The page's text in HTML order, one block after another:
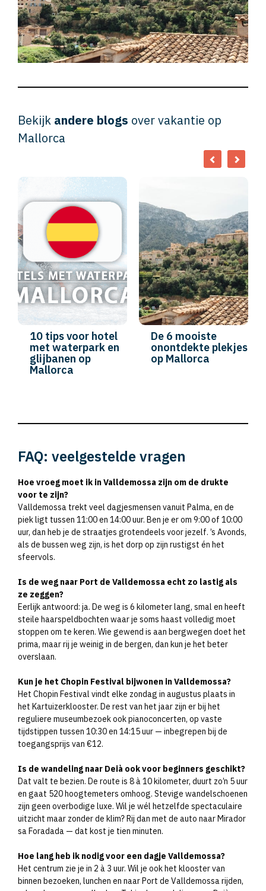
Bekijk andere blogs over vakantie op
Mallorca
10 tips voor hotel
met waterpark en
glijbanen op
Mallorca
De 6 mooiste
onontdekte plekjes
op Mallorca
FAQ: veelgestelde vragen
Hoe vroeg moet ik in Valldemossa zijn om de drukte
voor te zijn?
Valldemossa trekt veel dagjesmensen vanuit Palma, en de
piek ligt tussen 11:00 en 14:00 uur. Ben je er om 9:00 of 10:00
uur, dan heb je de straatjes grotendeels voor jezelf. ’s Avonds,
als de bussen weg zijn, is het dorp op zijn rustigst én het
sfeervols.
Is de weg naar Port de Valldemossa echt zo lastig als
ze zeggen?
Eerlijk antwoord: ja. De weg is 6 kilometer lang, smal en heeft
steile haarspeldbochten waar je soms haast volledig moet
stoppen om te keren. Wie gewend is aan bergwegen doet het
prima, maar rij je weinig in de bergen, dan kun je het beter
overslaan.
Kun je het Chopin Festival bijwonen in Valldemossa?
Het Chopin Festival vindt elke zondag in augustus plaats in
het Kartuizerklooster. De rest van het jaar zijn er bij het
reguliere museumbezoek ook pianoconcerten, op vaste
tijdstippen tussen 10:30 en 14:15 uur — inbegrepen bij de
toegangsprijs van €12.
Is de wandeling naar Deià ook voor beginners geschikt?
Dat valt te bezien. De route is 8 à 10 kilometer, duurt zo’n 5 uur
en gaat 520 hoogtemeters omhoog. Stevige wandelschoenen
zijn geen overbodige luxe. Wil je wél hetzelfde spectaculaire
uitzicht maar zonder de klim? Rij dan met de auto naar Mirador
sa Foradada — dat kost je tien minuten.
Hoe lang heb ik nodig voor een dagje Valldemossa?
Het centrum zie je in 2 à 3 uur. Wil je ook het klooster van
binnen bezoeken, lunchen en naar Port de Valldemossa rijden,